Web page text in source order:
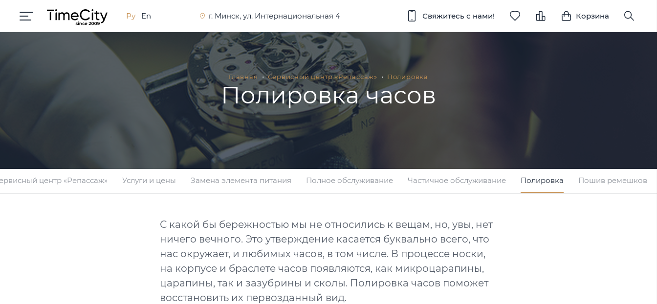
Ру En г. Минск, ул. Интернациональная 4 Свяжитесь с нами! Корзина
Главная Сервисный центр «Репассаж» Полировка
Полировка часов
центр «Репассаж» Услуги и цены Замена элемента питания Полное обслуживание Частичное обслуживание Полировка Пошив ремешков
С какой бы бережностью мы не относились к вещам, но, увы, нет
ничего вечного. Это утверждение касается буквально всего, что
нас окружает, и любимых часов, в том числе. В процессе носки,
на корпусе и браслете часов появляются, как микроцарапины,
царапины, так и зазубрины и сколы. Полировка часов поможет
восстановить их первозданный вид.